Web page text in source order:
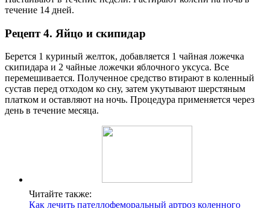
течение 14 дней.
Рецепт 4. Яйцо и скипидар
Берется 1 куриный желток, добавляется 1 чайная ложечка
скипидара и 2 чайные ложечки яблочного уксуса. Все
перемешивается. Полученное средство втирают в коленный
сустав перед отходом ко сну, затем укутывают шерстяным
платком и оставляют на ночь. Процедура применяется через
день в течение месяца.
Читайте также:
Как лечить пателлофеморальный артроз коленного